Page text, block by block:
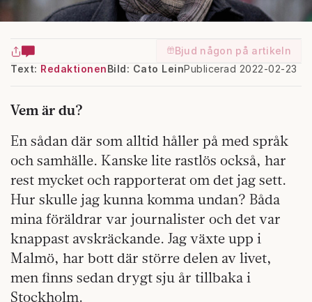
Bjud någon på artikeln
Text: Redaktionen Publicerad 2022-02-23
Bild: Cato Lein
Vem är du?
En sådan där som alltid håller på med språk
och samhälle. Kanske lite rastlös också, har
rest mycket och rapporterat om det jag sett.
Hur skulle jag kunna komma undan? Båda
mina föräldrar var journalister och det var
knappast avskräckande. Jag växte upp i
Malmö, har bott där större delen av livet,
men finns sedan drygt sju år tillbaka i
Stockholm.